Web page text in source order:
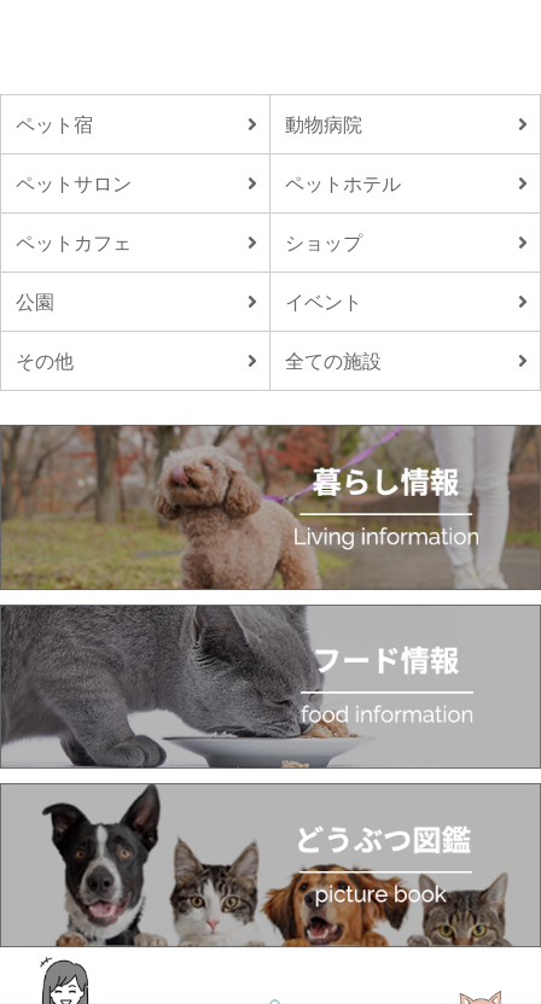
ペット宿 動物病院
ペットサロン ペットホテル
ペットカフェ ショップ
公園 イベント
その他 全ての施設